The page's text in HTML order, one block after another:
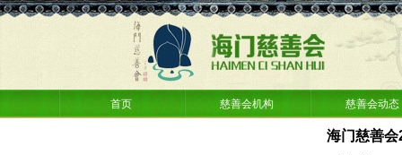
首页 慈善会机构 慈善会动态
海门慈善